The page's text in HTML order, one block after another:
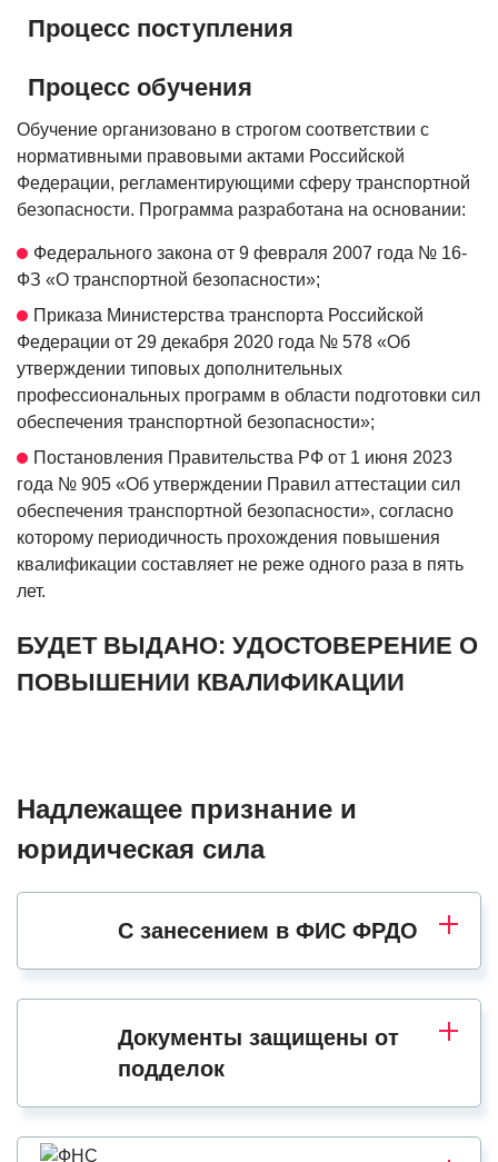
Обучение организовано в строгом соответствии с
нормативными правовыми актами Российской
Федерации, регламентирующими сферу транспортной
безопасности. Программа разработана на основании:
Федерального закона от 9 февраля 2007 года № 16-
ФЗ «О транспортной безопасности»;
Приказа Министерства транспорта Российской
Федерации от 29 декабря 2020 года № 578 «Об
утверждении типовых дополнительных
профессиональных программ в области подготовки сил
обеспечения транспортной безопасности»;
Постановления Правительства РФ от 1 июня 2023
года № 905 «Об утверждении Правил аттестации сил
обеспечения транспортной безопасности», согласно
которому периодичность прохождения повышения
квалификации составляет не реже одного раза в пять
лет.
Процесс поступления
Процесс обучения
БУДЕТ ВЫДАНО: УДОСТОВЕРЕНИЕ О
ПОВЫШЕНИИ КВАЛИФИКАЦИИ
Надлежащее признание и
юридическая сила
С занесением в ФИС ФРДО
Документы защищены от
подделок